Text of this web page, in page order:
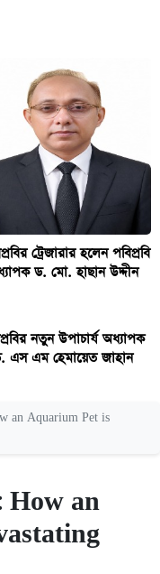
ট্রেজারার হলেন পবিপ্রবি
ড. মো. হাছান উদ্দীন
নতুন উপাচার্য অধ্যাপক
এস এম হেমায়েত জাহান
an Aquarium Pet is
How an